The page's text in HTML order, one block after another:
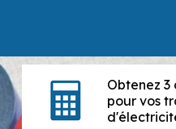
Obtenez
pour vos